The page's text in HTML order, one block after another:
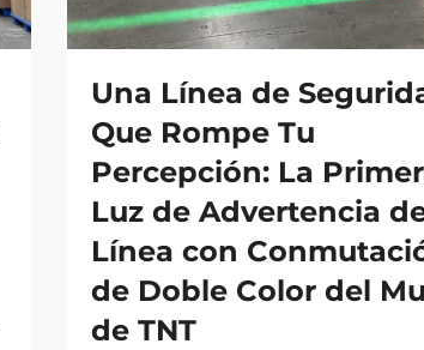
Una Línea de
Que Rompe Tu
Percepción: La
Luz de Advertencia
Línea con
de Doble Color del
de TNT